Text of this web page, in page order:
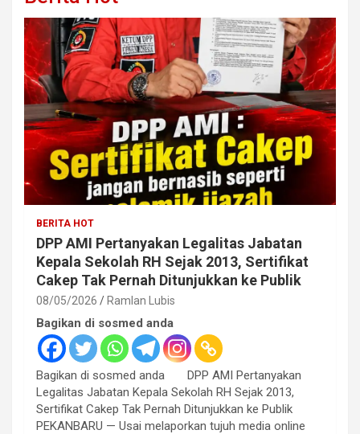
BERITA HOT
DPP AMI Pertanyakan Legalitas Jabatan
Kepala Sekolah RH Sejak 2013, Sertifikat
Cakep Tak Pernah Ditunjukkan ke Publik
08/05/2026 Ramlan Lubis
Bagikan di sosmed anda
Bagikan di sosmed anda DPP AMI Pertanyakan
Legalitas Jabatan Kepala Sekolah RH Sejak 2013,
Sertifikat Cakep Tak Pernah Ditunjukkan ke Publik
PEKANBARU — Usai melaporkan tujuh media online